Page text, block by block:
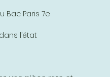
Bac Paris 7e
l’état